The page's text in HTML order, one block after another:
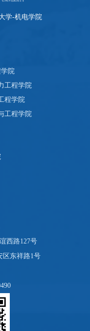
学-机电学院
院
工程学院
程学院
工程学院
西路127号
区东祥路1号